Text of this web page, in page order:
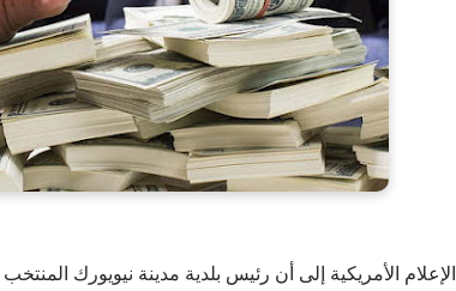
الأمريكية إلى أن رئيس بلدية مدينة نيويورك